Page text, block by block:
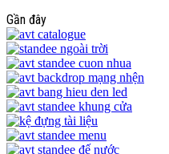
Gần đây